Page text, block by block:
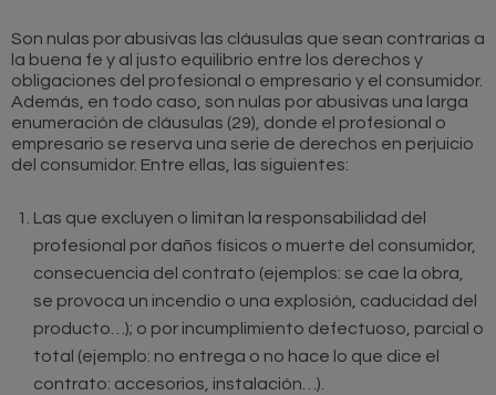
Son nulas por abusivas las cláusulas que sean contrarias a
la buena fe y al justo equilibrio entre los derechos y
obligaciones del profesional o empresario y el consumidor.
Además, en todo caso, son nulas por abusivas una larga
enumeración de cláusulas (29), donde el profesional o
empresario se reserva una serie de derechos en perjuicio
del consumidor. Entre ellas, las siguientes:
Las que excluyen o limitan la responsabilidad del
profesional por daños físicos o muerte del consumidor,
consecuencia del contrato (ejemplos: se cae la obra,
se provoca un incendio o una explosión, caducidad del
producto…); o por incumplimiento defectuoso, parcial o
total (ejemplo: no entrega o no hace lo que dice el
contrato: accesorios, instalación…).